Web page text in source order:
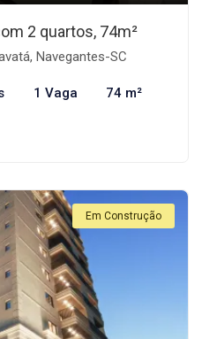
2 quartos, 74m²
Navegantes-SC
1 Vaga 74 m²
Em Construção